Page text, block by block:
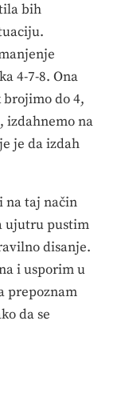
bih
4-7-8. Ona
brojimo do 4,
izdahnemo na
je da izdah
na taj način
ujutru pustim
disanje.
i usporim u
prepoznam
da se